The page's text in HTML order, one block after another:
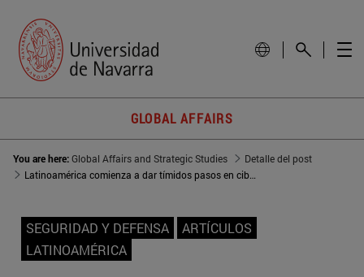
GLOBAL AFFAIRS
You are here:Global Affairs and Strategic Studies
Detalle del post
Latinoamérica comienza a dar tímidos pasos en ciberseguridad
SEGURIDAD Y DEFENSA
ARTÍCULOS
LATINOAMÉRICA